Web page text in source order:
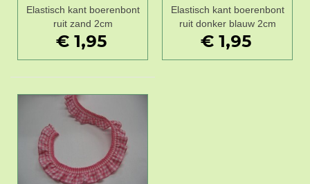
Elastisch kant boerenbont
ruit zand 2cm
€ 1,95
Elastisch kant boerenbont
ruit donker blauw 2cm
€ 1,95